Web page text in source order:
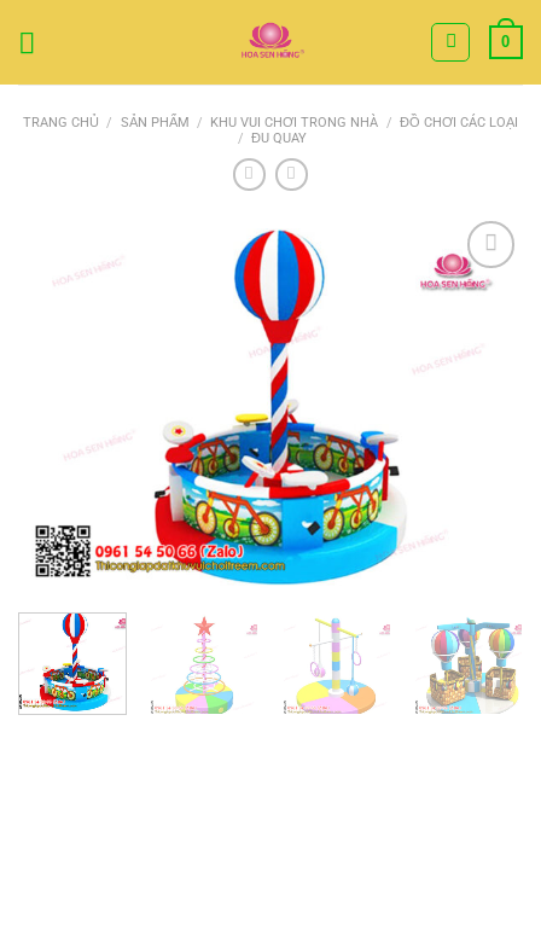
0
TRANG CHỦ / SẢN PHẨM / KHU VUI CHƠI TRONG NHÀ / ĐỒ CHƠI CÁC LOẠI
/ ĐU QUAY
Add to